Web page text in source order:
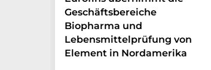
Geschäftsbereiche
Biopharma und
Lebensmittelprüfung von
Element in Nordamerika